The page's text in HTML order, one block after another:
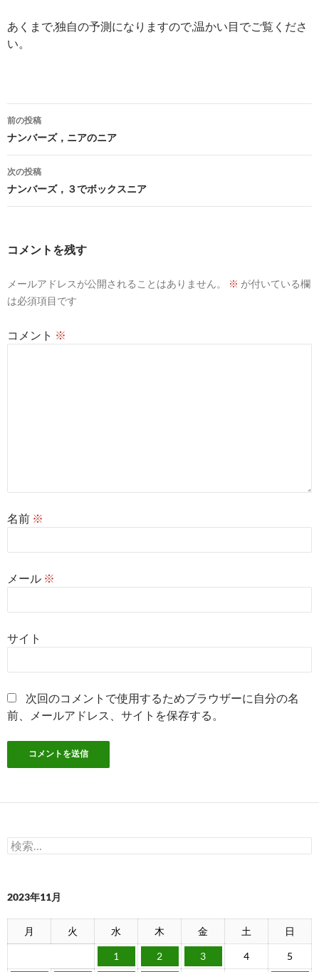
あくまで,独自の予測になりますので,温かい目でご覧くださ
い。
投
稿
ナ
ビ
ゲ
ョ
前の投稿
ナンバーズ，ニアのニア
次の投稿
ナンバーズ，３でボックスニア
コメントを残す
メールアドレスが公開されることはありません。 ※ が付いている欄
は必須項目です
コメント ※
名前 ※
メール ※
サイト
次回のコメントで使用するためブラウザーに自分の名
前、メールアドレス、サイトを保存する。
検
索:
2023年11月
月 火 水 木 金 土 日
1 2 3 4 5